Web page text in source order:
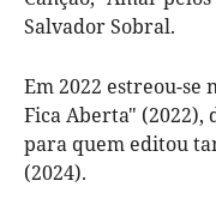
Salvador Sobral.
Em 2022 estreou-se
Fica Aberta"
para quem editou
(2024).